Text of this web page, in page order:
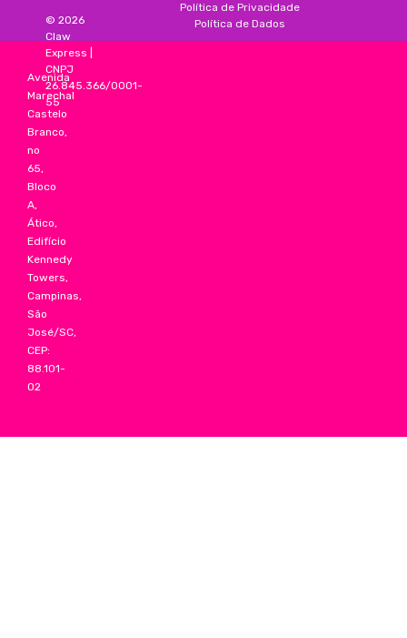
Avenida
Marechal
Castelo
Branco,
no
65,
Bloco
A,
Ático,
Edifício
Kennedy
Towers,
Campinas,
São
José/SC,
CEP:
88.101-
02
© 2026
Claw
Express
CNPJ
26.845.366/0001-
55
Política de Privacidade
Política de Dados